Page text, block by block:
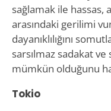
sağlamak ile hassas,
arasındaki gerilimi
dayanıklılığını
sarsılmaz sadakat
mümkün olduğunu
Tokio